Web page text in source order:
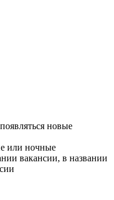
новые
или ночные
вакансии, в названии